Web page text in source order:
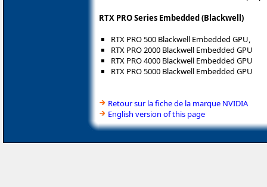
RTX PRO Series Embedded (Blackwell)
RTX PRO 500 Blackwell Embedded GPU,
RTX PRO 2000 Blackwell Embedded GPU
RTX PRO 4000 Blackwell Embedded GPU
RTX PRO 5000 Blackwell Embedded GPU
Retour sur la fiche de la marque NVIDIA
English version of this page